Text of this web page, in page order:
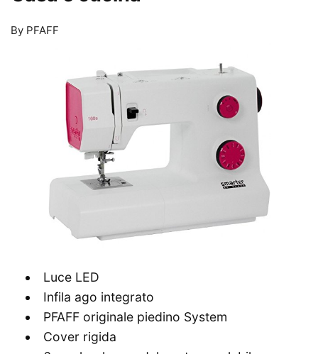
By PFAFF
Luce LED
Infila ago integrato
PFAFF originale piedino System
Cover rigida